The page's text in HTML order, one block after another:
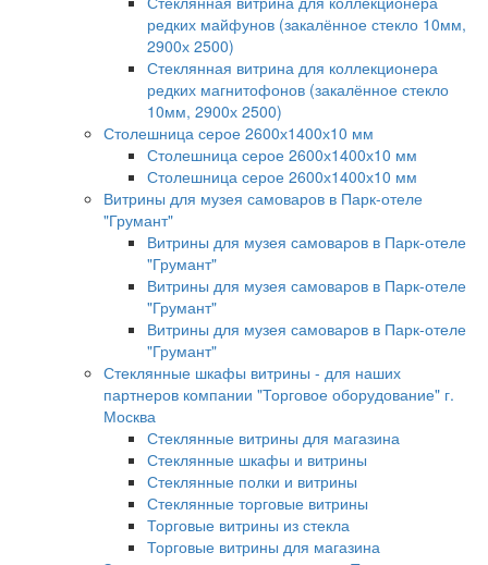
редких майфунов (закалённое стекло 10мм,
2900х 2500)
Стеклянная витрина для коллекционера
редких магнитофонов (закалённое стекло
10мм, 2900х 2500)
Столешница серое 2600х1400х10 мм
Столешница серое 2600х1400х10 мм
Столешница серое 2600х1400х10 мм
Витрины для музея самоваров в Парк-отеле
"Грумант"
Витрины для музея самоваров в Парк-отеле
"Грумант"
Витрины для музея самоваров в Парк-отеле
"Грумант"
Витрины для музея самоваров в Парк-отеле
"Грумант"
Стеклянные шкафы витрины - для наших
партнеров компании "Торговое оборудование" г.
Москва
Стеклянные витрины для магазина
Стеклянные шкафы и витрины
Стеклянные полки и витрины
Стеклянные торговые витрины
Торговые витрины из стекла
Торговые витрины для магазина